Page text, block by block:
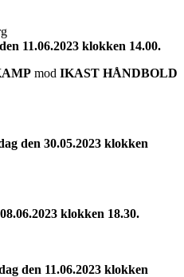
Esbjerg
11.06.2023 klokken 14.00.
mod IKAST HÅNDBOLD
den 30.05.2023 klokken
Esbjerg
klokken 18.30.
den 11.06.2023 klokken